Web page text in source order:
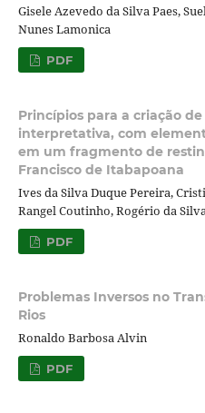
Gisele Azevedo da Silva Paes,
Nunes Lamonica
PDF
Princípios para a criação
interpretativa, com
em um fragmento de
Francisco de Itabapoana
Ives da Silva Duque Pereira,
Rangel Coutinho, Rogério da
PDF
Problemas Inversos no
Rios
Ronaldo Barbosa Alvin
PDF